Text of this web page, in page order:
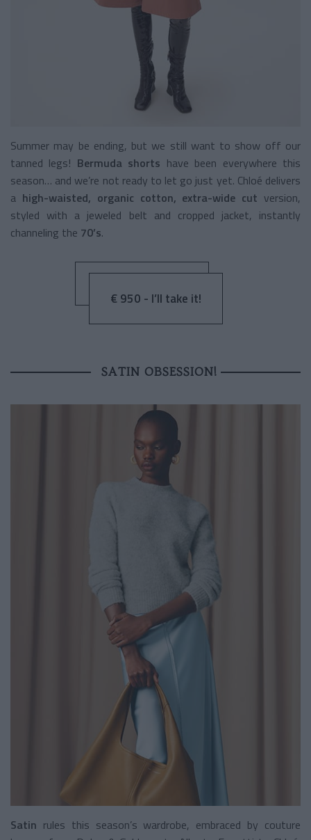
Summer may be ending, but we still want to show off our
tanned legs! Bermuda shorts have been everywhere this
season… and we’re not ready to let go just yet. Chloé delivers
a high-waisted, organic cotton, extra-wide cut version,
styled with a jeweled belt and cropped jacket, instantly
channeling the 70’s.
€ 950 - I’ll take it!
SATIN OBSESSION!
Satin rules this season’s wardrobe, embraced by couture